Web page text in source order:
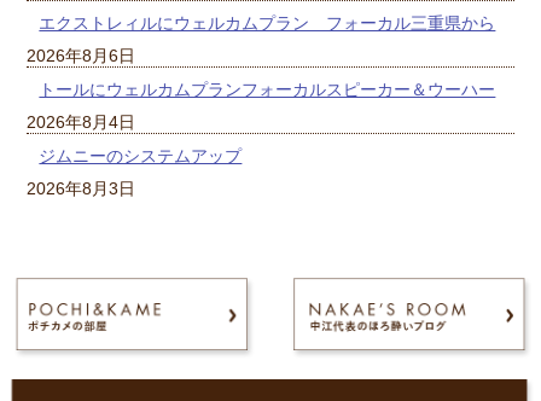
エクストレィルにウェルカムプラン フォーカル三重県から
2026年8月6日
トールにウェルカムプランフォーカルスピーカー＆ウーハー
2026年8月4日
ジムニーのシステムアップ
2026年8月3日